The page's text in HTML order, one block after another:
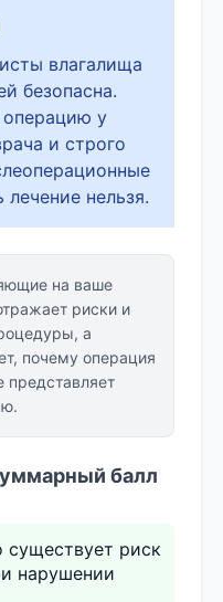
влагалища
безопасна.
у
и строго
нельзя.
на ваше
риски и
а
почему операция
представляет
балл
существует риск
нарушении